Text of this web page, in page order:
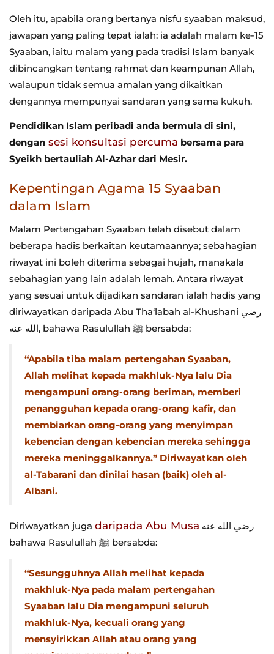
Oleh itu, apabila orang bertanya nisfu syaaban maksud,
jawapan yang paling tepat ialah: ia adalah malam ke-15
Syaaban, iaitu malam yang pada tradisi Islam banyak
dibincangkan tentang rahmat dan keampunan Allah,
walaupun tidak semua amalan yang dikaitkan
dengannya mempunyai sandaran yang sama kukuh.
Pendidikan Islam peribadi anda bermula di sini,
dengan sesi konsultasi percuma bersama para
Syeikh bertauliah Al-Azhar dari Mesir.
Kepentingan Agama 15 Syaaban
dalam Islam
Malam Pertengahan Syaaban telah disebut dalam
beberapa hadis berkaitan keutamaannya; sebahagian
riwayat ini boleh diterima sebagai hujah, manakala
sebahagian yang lain adalah lemah. Antara riwayat
yang sesuai untuk dijadikan sandaran ialah hadis yang
diriwayatkan daripada Abu Tha‘labah al-Khushani رضي
الله عنه, bahawa Rasulullah ﷺ bersabda:
“Apabila tiba malam pertengahan Syaaban,
Allah melihat kepada makhluk-Nya lalu Dia
mengampuni orang-orang beriman, memberi
penangguhan kepada orang-orang kafir, dan
membiarkan orang-orang yang menyimpan
kebencian dengan kebencian mereka sehingga
mereka meninggalkannya.” Diriwayatkan oleh
al-Tabarani dan dinilai hasan (baik) oleh al-
Albani.
Diriwayatkan juga daripada Abu Musa
bahawa Rasulullah ﷺ bersabda:
“Sesungguhnya Allah melihat kepada
makhluk-Nya pada malam pertengahan
Syaaban lalu Dia mengampuni seluruh
makhluk-Nya, kecuali orang yang
mensyirikkan Allah atau orang yang